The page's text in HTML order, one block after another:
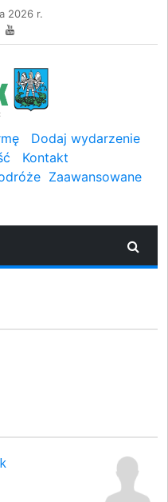
2026 r.
Dodaj wydarzenie
Kontakt
Zaawansowane